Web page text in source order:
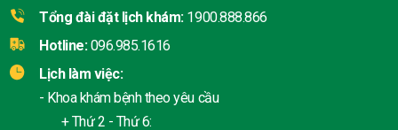
Tổng đài đặt lịch khám: 1900.888.866
Hotline: 096.985.1616
Lịch làm việc:
- Khoa khám bệnh theo yêu cầu
+ Thứ 2 - Thứ 6: